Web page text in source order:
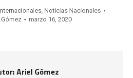
, Noticias Nacionales
Gómez marzo 16, 2020
Ariel Gómez